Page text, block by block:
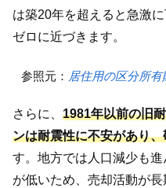
は築20年を超えると急激
ゼロに近づきます。
参照元： 居住用の区分所
さらに、 1981年以前の旧
ンは耐震性に不安があり
す。地方では人口減少も
が低いため、売却活動が長